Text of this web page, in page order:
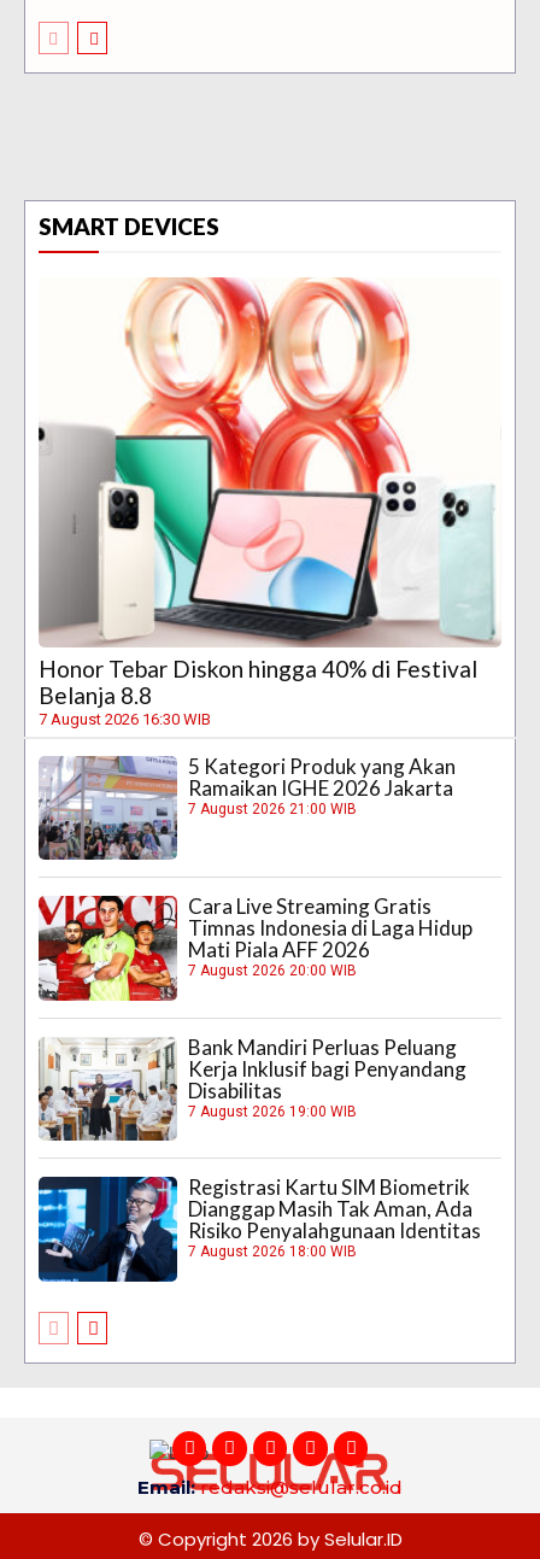
SMART DEVICES
Honor Tebar Diskon hingga 40% di Festival
Belanja 8.8
7 August 2026 16:30 WIB
5 Kategori Produk yang Akan
Ramaikan IGHE 2026 Jakarta
7 August 2026 21:00 WIB
Cara Live Streaming Gratis
Timnas Indonesia di Laga Hidup
Mati Piala AFF 2026
7 August 2026 20:00 WIB
Bank Mandiri Perluas Peluang
Kerja Inklusif bagi Penyandang
Disabilitas
7 August 2026 19:00 WIB
Registrasi Kartu SIM Biometrik
Dianggap Masih Tak Aman, Ada
Risiko Penyalahgunaan Identitas
7 August 2026 18:00 WIB
Email:redaksi@selular.co.id
© Copyright 2026 by Selular.ID